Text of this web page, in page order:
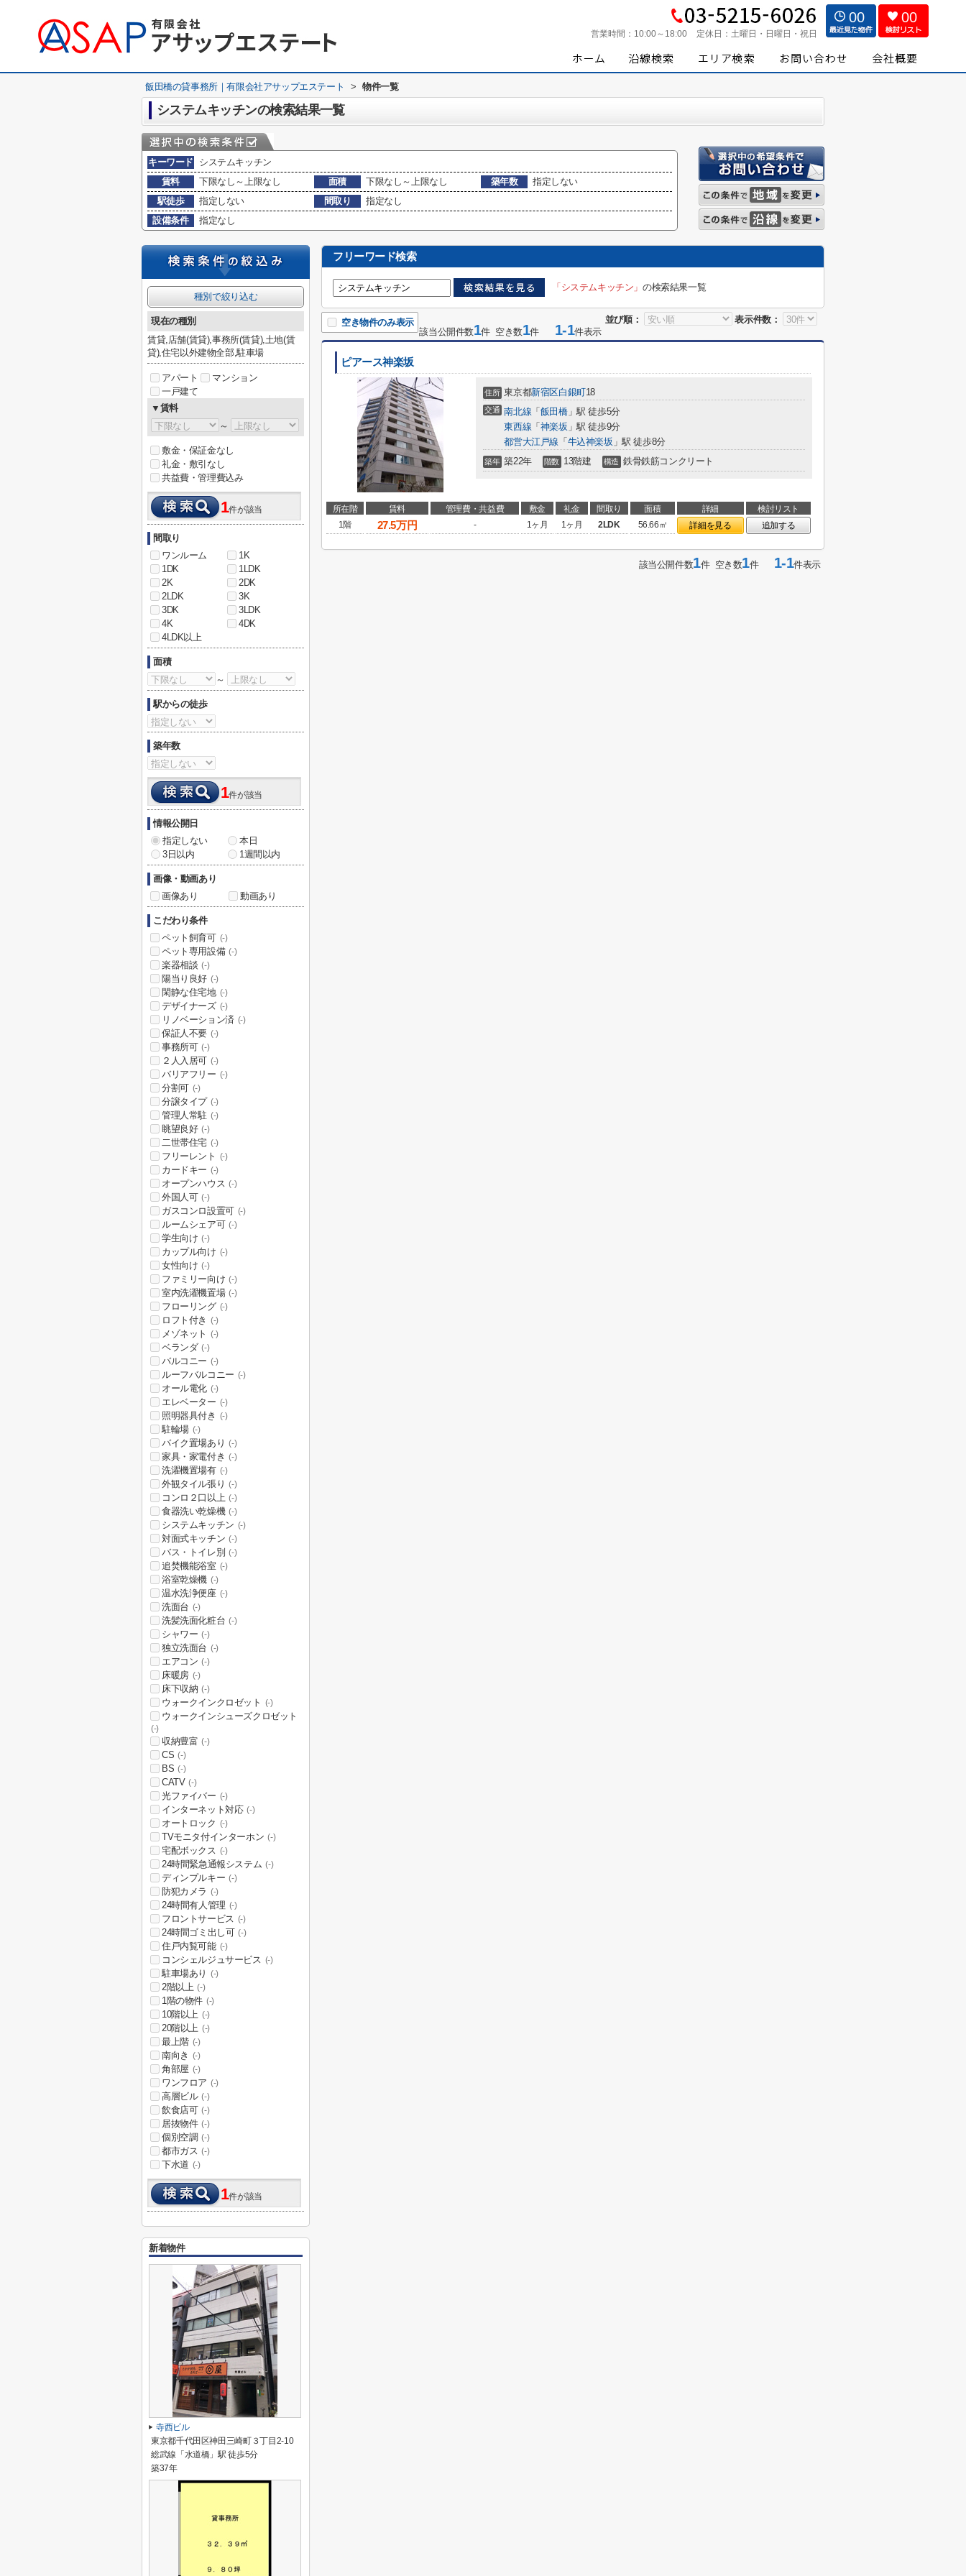
営業時間： 10:00～18:00 定休日： 土曜日・日曜日・祝日
00 00
飯田橋の貸事務所｜有限会社アサップエステート > 物件一覧
システムキッチンの検索結果一覧
キーワード
システムキッチン
賃料
下限なし～上限なし 面積 下限なし～上限なし 築年数
指定しない
駅徒歩
指定しない 間取り
指定なし
設備条件
指定なし
フリーワード検索
「システムキッチン」の検索結果一覧
並び順： 表示件数：
空き物件のみ表示
該当公開件数1件 空き数1件 1-1件表示
ピアース神楽坂
住所 東京都新宿区白銀町18
交通 南北線 「 飯田橋」駅 徒歩5分
東西線 「 神楽坂 」駅 徒歩9分
都営大江戸線 「 牛込神楽坂 」駅 徒歩8分
築年 築22年 階数 13階建 構造 鉄骨鉄筋コンクリート
所在階 賃料 管理費・共益費 敷金 礼金 間取り 面積 詳細
検討リスト
1階
27.5万円 - 1ヶ月 1ヶ月 2LDK 56.66㎡ 詳細を見る 追加する
該当公開件数1件 空き数1件1-1件表示
種別で絞り込む
現在の種別
賃貸,店舗(賃貸),事務所(賃貸),土地(賃
貸),住宅以外建物全部,駐車場
アパート
マンション
一戸建て
▼賃料
～
敷金・保証金なし
礼金・敷引なし
共益費・管理費込み
1件が該当
間取り
ワンルーム
1K
1DK
1LDK
2K
2DK
2LDK
3K
3DK
3LDK
4K
4DK
4LDK以上
面積
～
駅からの徒歩
築年数
1件が該当
情報公開日
指定しない
本日
3日以内
1週間以内
画像・動画あり
画像あり
動画あり
こだわり条件
ペット飼育可 (-)
ペット専用設備 (-)
楽器相談 (-)
陽当り良好 (-)
閑静な住宅地 (-)
デザイナーズ (-)
リノベーション済 (-)
保証人不要 (-)
事務所可 (-)
２人入居可 (-)
バリアフリー (-)
分割可 (-)
分譲タイプ (-)
管理人常駐 (-)
眺望良好 (-)
二世帯住宅 (-)
フリーレント (-)
カードキー (-)
オープンハウス (-)
外国人可 (-)
ガスコンロ設置可 (-)
ルームシェア可 (-)
学生向け (-)
カップル向け (-)
女性向け (-)
ファミリー向け (-)
室内洗濯機置場 (-)
フローリング (-)
ロフト付き (-)
メゾネット (-)
ベランダ (-)
バルコニー (-)
ルーフバルコニー (-)
オール電化 (-)
エレベーター (-)
照明器具付き (-)
駐輪場 (-)
バイク置場あり (-)
家具・家電付き (-)
洗濯機置場有 (-)
外観タイル張り (-)
コンロ２口以上 (-)
食器洗い乾燥機 (-)
システムキッチン (-)
対面式キッチン (-)
バス・トイレ別 (-)
追焚機能浴室 (-)
浴室乾燥機 (-)
温水洗浄便座 (-)
洗面台 (-)
洗髪洗面化粧台 (-)
シャワー (-)
独立洗面台 (-)
エアコン (-)
床暖房 (-)
床下収納 (-)
ウォークインクロゼット (-)
ウォークインシューズクロゼット
(-)
収納豊富 (-)
CS (-)
BS (-)
CATV (-)
光ファイバー (-)
インターネット対応 (-)
オートロック (-)
TVモニタ付インターホン (-)
宅配ボックス (-)
24時間緊急通報システム (-)
ディンプルキー (-)
防犯カメラ (-)
24時間有人管理 (-)
フロントサービス (-)
24時間ゴミ出し可 (-)
住戸内覧可能 (-)
コンシェルジュサービス (-)
駐車場あり (-)
2階以上 (-)
1階の物件 (-)
10階以上 (-)
20階以上 (-)
最上階 (-)
南向き (-)
角部屋 (-)
ワンフロア (-)
高層ビル (-)
飲食店可 (-)
居抜物件 (-)
個別空調 (-)
都市ガス (-)
下水道 (-)
1件が該当
新着物件
寺西ビル
東京都千代田区神田三崎町３丁目2-10
総武線「水道橋」駅 徒歩5分
築37年